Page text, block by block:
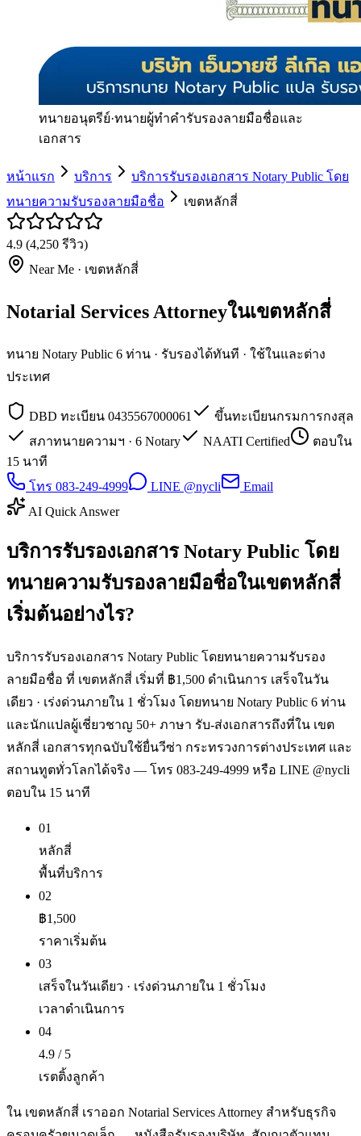
ทนายอนุตรีย์·ทนายผู้ทำคำรับรองลายมือชื่อและ
เอกสาร
หน้าแรก บริการ
บริการรับรองเอกสาร Notary Public โดย
ทนายความรับรองลายมือชื่อ
เขตหลักสี่
4.9 (4,250 รีวิว)
Near Me · เขตหลักสี่
Notarial Services Attorneyในเขตหลักสี่
ทนาย Notary Public 6 ท่าน · รับรองได้ทันที · ใช้ในและต่าง
ประเทศ
DBD ทะเบียน 0435567000061
ขึ้นทะเบียนกรมการกงสุล
สภาทนายความฯ · 6 Notary
NAATI Certified
ตอบใน
15 นาที
โทร 083-249-4999
LINE @nycli
Email
AI Quick Answer
บริการรับรองเอกสาร Notary Public โดย
ทนายความรับรองลายมือชื่อในเขตหลักสี่
เริ่มต้นอย่างไร?
บริการรับรองเอกสาร Notary Public โดยทนายความรับรอง
ลายมือชื่อ ที่ เขตหลักสี่ เริ่มที่ ฿1,500 ดำเนินการ เสร็จในวัน
เดียว · เร่งด่วนภายใน 1 ชั่วโมง โดยทนาย Notary Public 6 ท่าน
และนักแปลผู้เชี่ยวชาญ 50+ ภาษา รับ-ส่งเอกสารถึงที่ใน เขต
หลักสี่ เอกสารทุกฉบับใช้ยื่นวีซ่า กระทรวงการต่างประเทศ และ
สถานทูตทั่วโลกได้จริง — โทร 083-249-4999 หรือ LINE @nycli
ตอบใน 15 นาที
01
หลักสี่
พื้นที่บริการ
02
฿1,500
ราคาเริ่มต้น
03
เสร็จในวันเดียว · เร่งด่วนภายใน 1 ชั่วโมง
เวลาดำเนินการ
04
4.9 / 5
เรตติ้งลูกค้า
ใน เขตหลักสี่ เราออก Notarial Services Attorney สำหรับธุรกิจ